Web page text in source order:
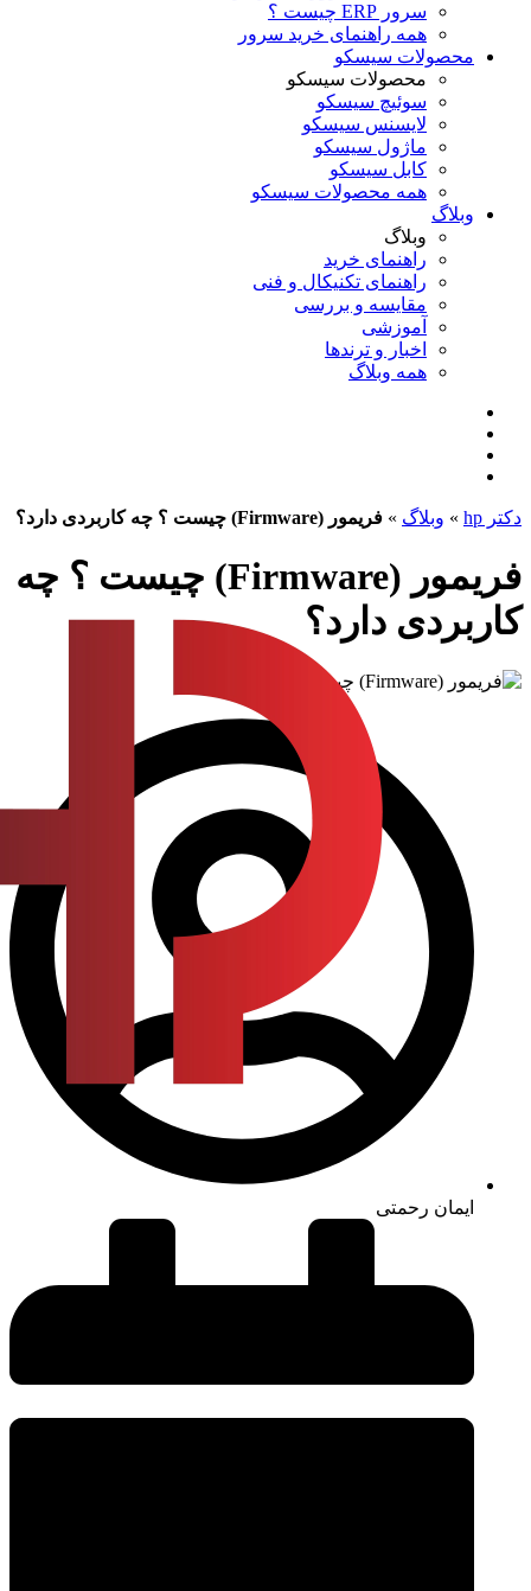
سرور ERP چیست ؟
همه راهنمای خرید سرور
محصولات سیسکو
محصولات سیسکو
سوئیچ سیسکو
لایسنس سیسکو
ماژول سیسکو
کابل سیسکو
همه محصولات سیسکو
وبلاگ
وبلاگ
راهنمای خرید
راهنمای تکنیکال و فنی
مقایسه و بررسی
آموزشی
اخبار و ترندها
همه وبلاگ
دکتر hp » وبلاگ » فریمور (Firmware) چیست ؟ چه کاربردی دارد؟
فریمور (Firmware) چیست ؟ چه
کاربردی دارد؟
ایمان رحمتی